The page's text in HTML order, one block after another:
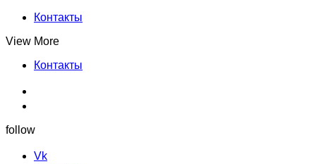
Контакты
View More
Контакты
follow
Vk